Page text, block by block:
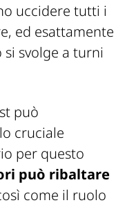
uccidere tutti i
ed esattamente
svolge a turni
può
cruciale
per questo
può ribaltare
come il ruolo